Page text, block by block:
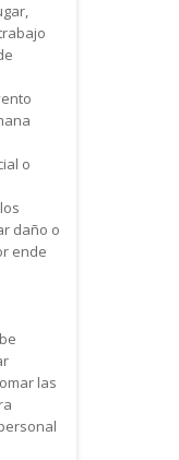
o
daño o
ende
las